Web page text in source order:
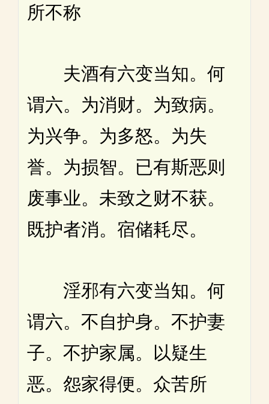
所不称
夫酒有六变当知。何
谓六。为消财。为致病。
为兴争。为多怒。为失
誉。为损智。已有斯恶则
废事业。未致之财不获。
既护者消。宿储耗尽。
淫邪有六变当知。何
谓六。不自护身。不护妻
子。不护家属。以疑生
恶。怨家得便。众苦所